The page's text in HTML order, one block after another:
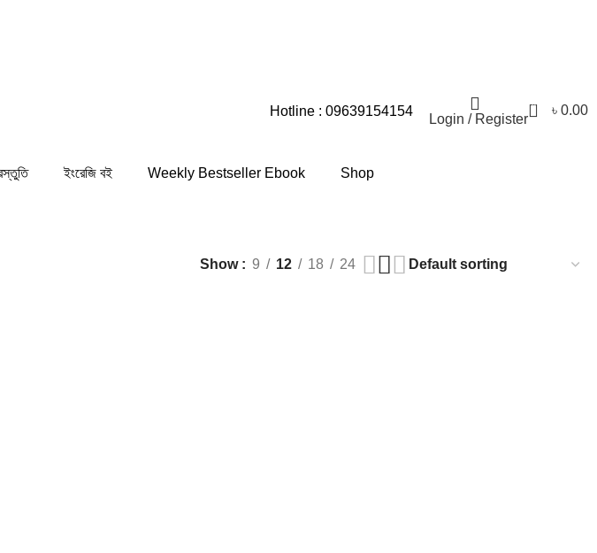
Hotline : 09639154154
Login / Register
0 ৳ 0.00
ইংরেজি বই Weekly Bestseller Ebook Shop
Show 9 12 18 24